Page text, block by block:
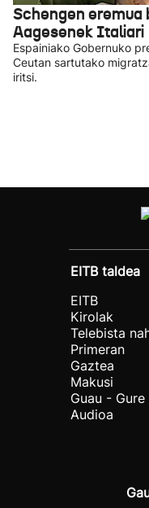
Schengen eremua
Aagesenek Italiari
Espainiako Gobernuko
Ceutan sartutako
iritsi.
EITB taldea
EITB
Kirolak
Telebista
Primeran
Gaztea
Makusi
Guau - Gure
Audioa